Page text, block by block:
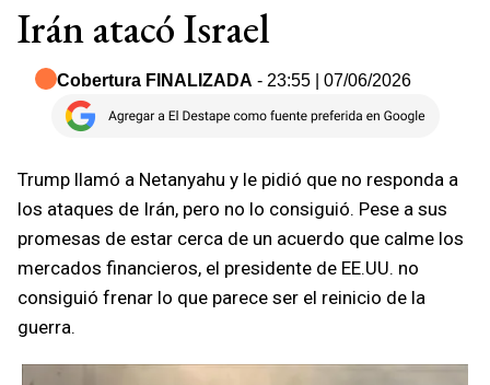
Irán atacó Israel
Cobertura FINALIZADA - 23:55 | 07/06/2026
Trump llamó a Netanyahu y le pidió que no responda a
los ataques de Irán, pero no lo consiguió. Pese a sus
promesas de estar cerca de un acuerdo que calme los
mercados financieros, el presidente de EE.UU. no
consiguió frenar lo que parece ser el reinicio de la
guerra.